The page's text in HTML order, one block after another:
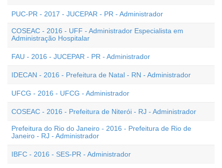
PUC-PR - 2017 - JUCEPAR - PR - Administrador
COSEAC - 2016 - UFF - Administrador Especialista em
Administração Hospitalar
FAU - 2016 - JUCEPAR - PR - Administrador
IDECAN - 2016 - Prefeitura de Natal - RN - Administrador
UFCG - 2016 - UFCG - Administrador
COSEAC - 2016 - Prefeitura de Niterói - RJ - Administrador
Prefeitura do Rio do Janeiro - 2016 - Prefeitura de Rio de
Janeiro - RJ - Administrador
IBFC - 2016 - SES-PR - Administrador